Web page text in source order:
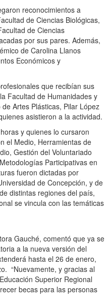
reconocimientos a
de Ciencias Biológicas,
de Ciencias
por sus pares. Además,
de Carolina Llanos
Económicos y
que recibían sus
Facultad de Humanidades y
Artes Plásticas, Pilar López
asistieron a la actividad.
y quienes lo cursaron
el Medio, Herramientas de
Gestión del Voluntariado
Participativas en
fueron dictadas por
de Concepción, y de
distintas regiones del país,
se vincula con las temáticas
Gauché, comentó que ya se
a la nueva versión del
hasta el 26 de enero,
“Nuevamente, y gracias al
Superior Regional
becas para las personas